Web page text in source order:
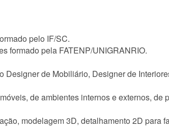
pelo IF/SC.
formado pela FATENP/UNIGRANRIO.
Designer de Mobiliário, Designer de
de ambientes internos e externos,
modelagem 3D, detalhamento 2D para